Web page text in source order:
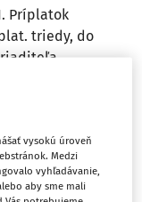
Príplatok
triedy, do
...
cene
voleného
vysokú úroveň
Medzi
vyhľadávanie,
aby sme mali